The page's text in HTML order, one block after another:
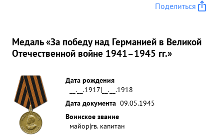
Поделиться
Медаль «За победу над Германией в Великой
Отечественной войне 1941–1945 гг.»
Дата рождения
__.__.1917|__.__.1918
Дата документа 09.05.1945
Воинское звание
майор|гв. капитан